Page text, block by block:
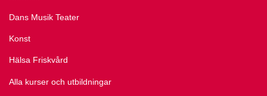
Dans Musik Teater
Konst
Hälsa Friskvård
Alla kurser och utbildningar